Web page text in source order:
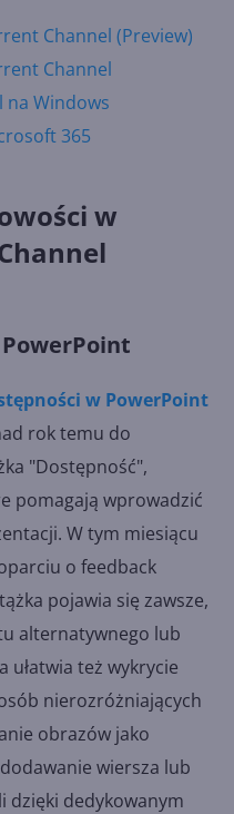
Channel (Preview)
Channel
na Windows
365
w
w PowerPoint
rok temu do
"Dostępność",
pomagają wprowadzić
W tym miesiącu
o feedback
pojawia się zawsze,
alternatywnego lub
ułatwia też wykrycie
nierozróżniających
obrazów jako
wiersza lub
dzięki dedykowanym